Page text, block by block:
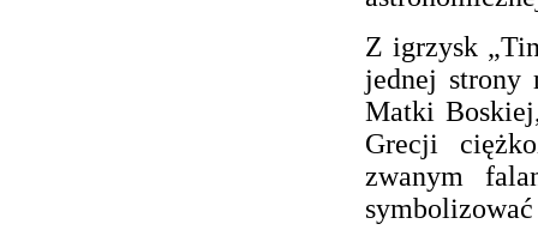
Z igrzysk
jednej strony
Matki
Grecji
zwanym